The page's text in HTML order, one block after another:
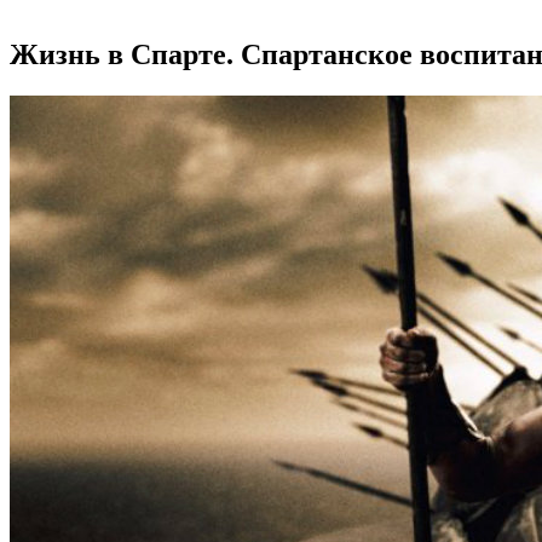
Жизнь в Спарте. Спартанское